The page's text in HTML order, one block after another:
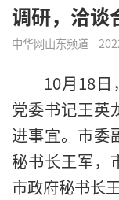
调研，洽谈
中华网山东频道
10月18
党委书记王英
进事宜。市委
秘书长王军，
市政府秘书长